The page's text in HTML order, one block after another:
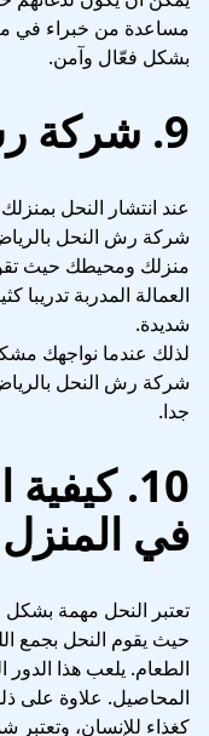
مساعدة من خبراء في
بشكل فعّال وآمن.
9. شركة رش النحل بالرياض
عند انتشار النحل
شركة رش النحل
منزلك ومحيطك حيث
العمالة المدربة تدريبا
شديدة.
لذلك عندما نواجهك
شركة رش النحل
جدا.
10.
في المنزل
تعتبر النحل مهمة
حيث يقوم النحل بجمع
الطعام. يلعب هذا الدور
المحاصيل. علاوة على
كغذاء للإنسان،